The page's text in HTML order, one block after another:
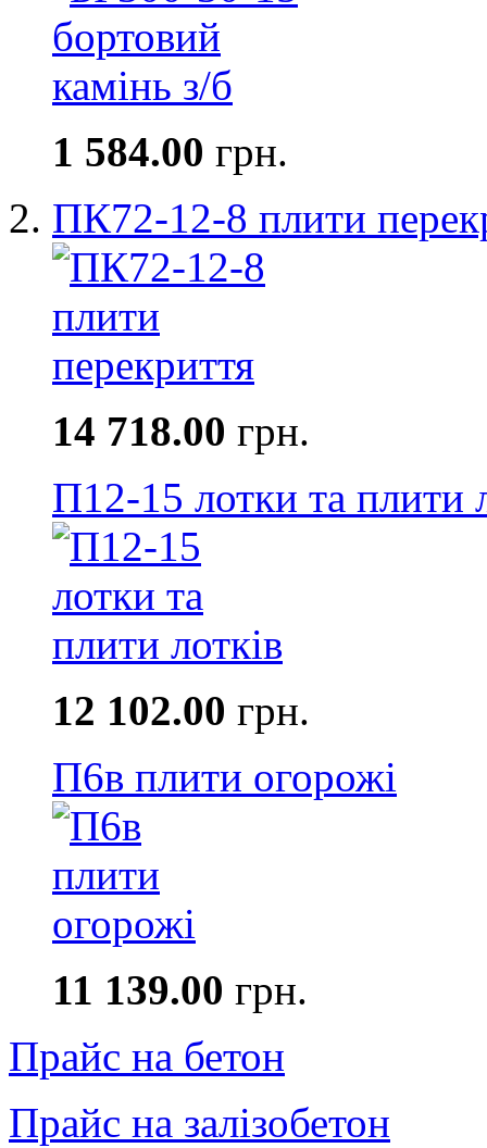
1 584.00 грн.
ПК72-12-8 плити
14 718.00 грн.
П12-15 лотки та плити
12 102.00 грн.
П6в плити огорожі
11 139.00 грн.
Прайс на бетон
Прайс на залізобетон